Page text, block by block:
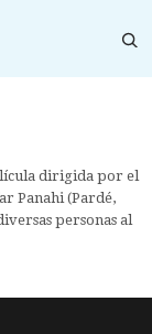
dirigida por el
Panahi (Pardé,
personas al